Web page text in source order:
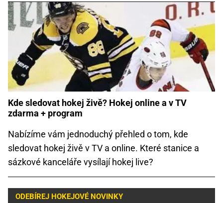
Kde sledovat hokej živě? Hokej online a v TV
zdarma + program
Nabízíme vám jednoduchý přehled o tom, kde
sledovat hokej živě v TV a online. Které stanice a
sázkové kanceláře vysílají hokej live?
ODEBÍREJ HOKEJOVÉ NOVINKY